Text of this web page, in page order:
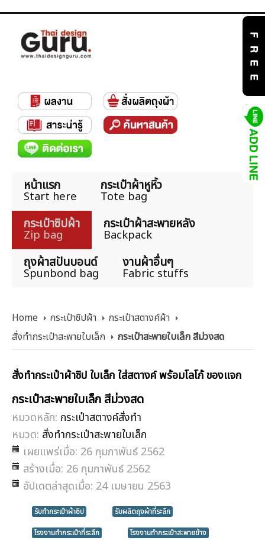
หน้าแรก
Start here
กระเป๋าผ้าหูหิ้ว
Tote bag
กระเป๋าซิปผ้า
Zip bag
กระเป๋าผ้าสะพายหลัง
Backpack
ถุงผ้าสปันบอนด์
Spunbond bag
งานผ้าอื่นๆ
Fabric stuffs
Home กระเป๋าซิปผ้า
กระเป๋าสตางค์ผ้า
สั่งทำกระเป๋าสะพายใบเล็ก
กระเป๋าสะพายใบเล็ก สีม่วงสด
สั่งทำกระเป๋าผ้าซิป ใบเล็ก ใส่สตางค์ พร้อมโลโก้ ของแจก
กระเป๋าสะพายใบเล็ก สีม่วงสด
หมวดหลัก: กระเป๋าสตางค์สั่งทำ
หมวด: สั่งทำกระเป๋าสะพายใบเล็ก
เผยแพร่เมื่อ: 26 กุมภาพันธ์ 2562
สร้างเมื่อ: 26 กุมภาพันธ์ 2562
อัปเดตล่าสุดเมื่อ: 24 เมษายน 2563
รับทำกระเป๋าผ้าซิป
รับผลิตถุงผ้าที่ระลึก
โรงงานทำกระเป๋าที่ระลึก
โรงงานทำกระเป๋าสะพายข้าง